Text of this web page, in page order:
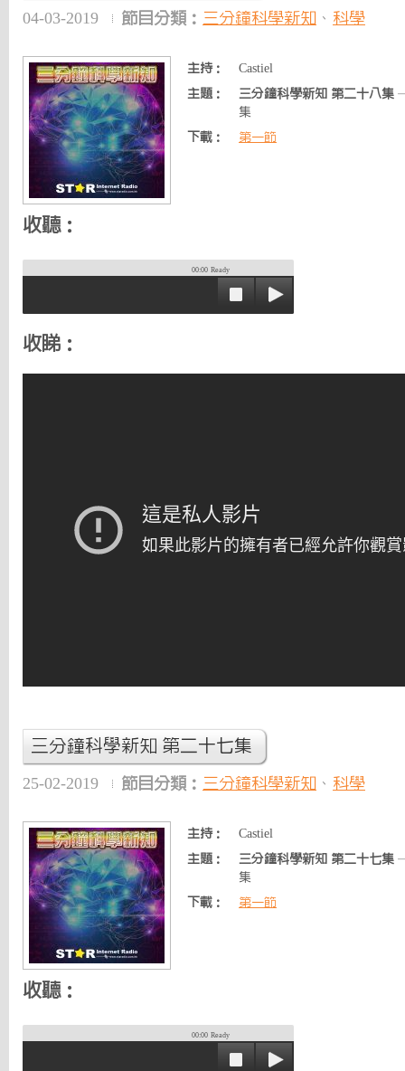
04-03-2019 節目分類： 三分鐘科學新知 、 科學
主持：
Castiel
主題：
三分鐘科學新知 第二十八集
集
下載：
第一節
收聽：
00:00 Ready
收睇：
三分鐘科學新知 第二十七集
25-02-2019 節目分類： 三分鐘科學新知 、 科學
主持：
Castiel
主題：
三分鐘科學新知 第二十七集
集
下載：
第一節
收聽：
00:00 Ready